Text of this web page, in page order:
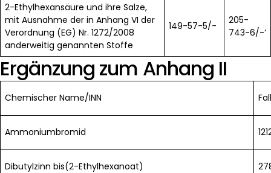
2-Ethylhexansäure und ihre Salze,
mit Ausnahme der in Anhang VI der
Verordnung (EG) Nr. 1272/2008
anderweitig genannten Stoffe
149-57-5/-
205-
743-6/-‘
Ergänzung zum Anhang II
Chemischer Name/INN
Ammoniumbromid
Dibutylzinn bis(2-Ethylhexanoat)